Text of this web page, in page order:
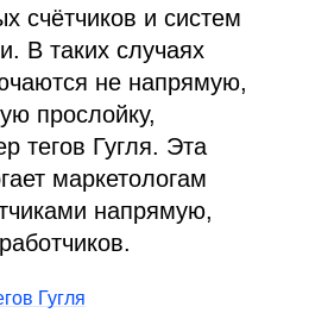
счётчиков и систем
В таких случаях
не напрямую,
прослойку,
тегов Гугля. Эта
маркетологам
напрямую,
Гугля